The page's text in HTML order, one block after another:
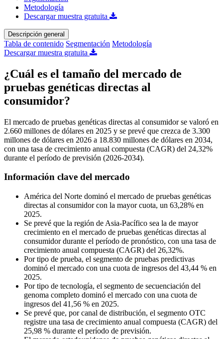
Metodología
Descargar muestra gratuita
Descripción general
Tabla de contenido Segmentación Metodología
Descargar muestra gratuita
¿Cuál es el tamaño del mercado de
pruebas genéticas directas al
consumidor?
El mercado de pruebas genéticas directas al consumidor se valoró en
2.660 millones de dólares en 2025 y se prevé que crezca de 3.300
millones de dólares en 2026 a 18.830 millones de dólares en 2034,
con una tasa de crecimiento anual compuesta (CAGR) del 24,32%
durante el período de previsión (2026-2034).
Información clave del mercado
América del Norte dominó el mercado de pruebas genéticas
directas al consumidor con la mayor cuota, un 63,28% en
2025.
Se prevé que la región de Asia-Pacífico sea la de mayor
crecimiento en el mercado de pruebas genéticas directas al
consumidor durante el período de pronóstico, con una tasa de
crecimiento anual compuesta (CAGR) del 26,32%.
Por tipo de prueba, el segmento de pruebas predictivas
dominó el mercado con una cuota de ingresos del 43,44 % en
2025.
Por tipo de tecnología, el segmento de secuenciación del
genoma completo dominó el mercado con una cuota de
ingresos del 41,56 % en 2025.
Se prevé que, por canal de distribución, el segmento OTC
registre una tasa de crecimiento anual compuesta (CAGR) del
25,98 % durante el período de previsión.